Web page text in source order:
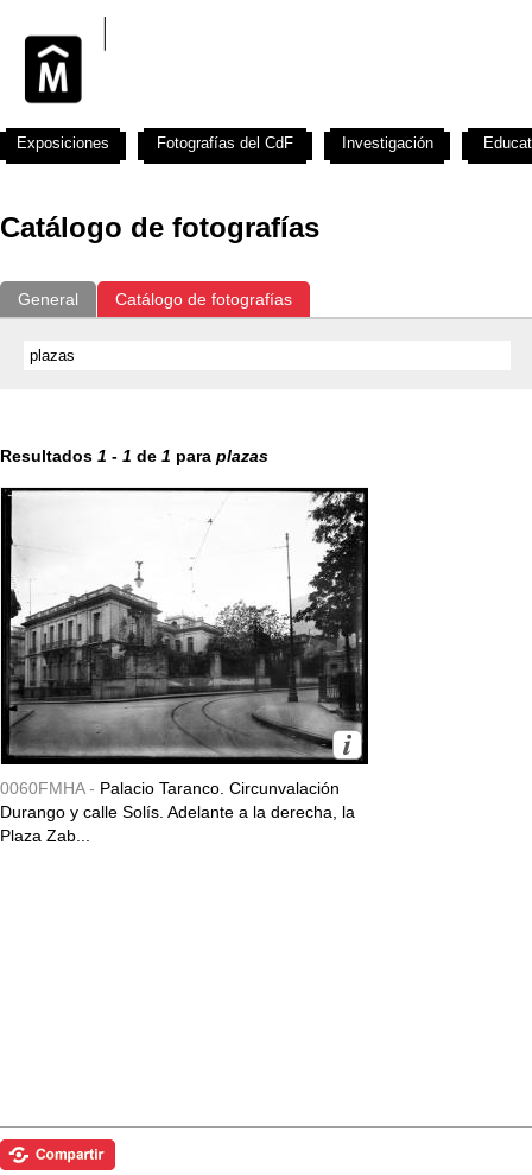
Catálogo de fotografías
General Catálogo de fotografías
Resultados 1 - 1 de 1 para plazas
0060FMHA - Palacio Taranco. Circunvalación
Durango y calle Solís. Adelante a la derecha, la
Plaza Zab...
Exposiciones Fotografías del CdF Investigación